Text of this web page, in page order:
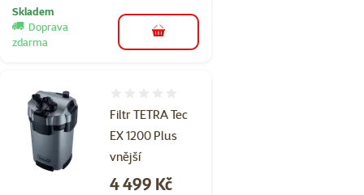
Skladem
Doprava
zdarma
do košíku
Filtr TETRA Tec
EX 1200 Plus
vnější
Cena
4 499 Kč